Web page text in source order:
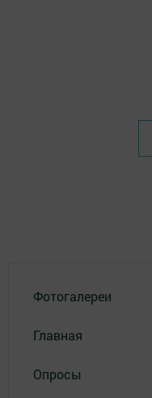
Фотогалереи
Главная
Опросы